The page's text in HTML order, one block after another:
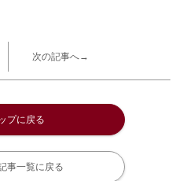
次の記事へ→
プに戻る
事一覧に戻る